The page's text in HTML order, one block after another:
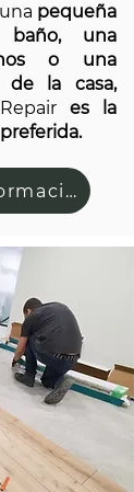
pequeña
una
o una
de la casa,
es la
Solicitar más información